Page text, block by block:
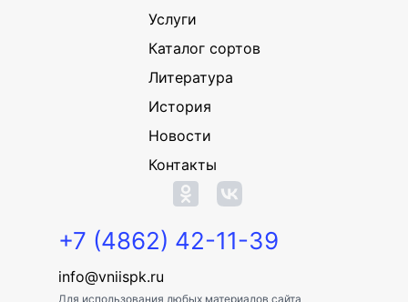
Услуги
Каталог сортов
Литература
История
Новости
Контакты
+7 (4862) 42-11-39
info@vniispk.ru
Для использования любых материалов сайта